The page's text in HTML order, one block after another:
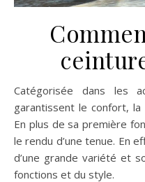
Catégorisée dans les accessoires vestimentaires qui
garantissent le confort, la
En plus de sa première
le rendu d’une tenue. En
d’une grande variété et
fonctions et du style.